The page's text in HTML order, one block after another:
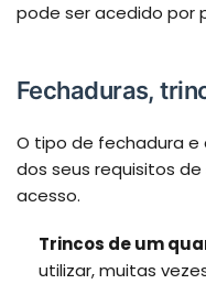
pode ser acedido por
Fechaduras,
O tipo de fechadura
dos seus requisitos
acesso.
Trincos de um
utilizar, muitas